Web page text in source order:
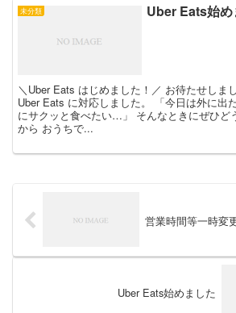
未分類 Uber Eats始め
＼Uber Eats はじめました！／ お待たせしま
Uber Eats に対応しました。 「今日は外に出
にサクッと食べたい…」 そんなときにぜひど
から おうちで...
営業時間等一時変
Uber Eats始めました